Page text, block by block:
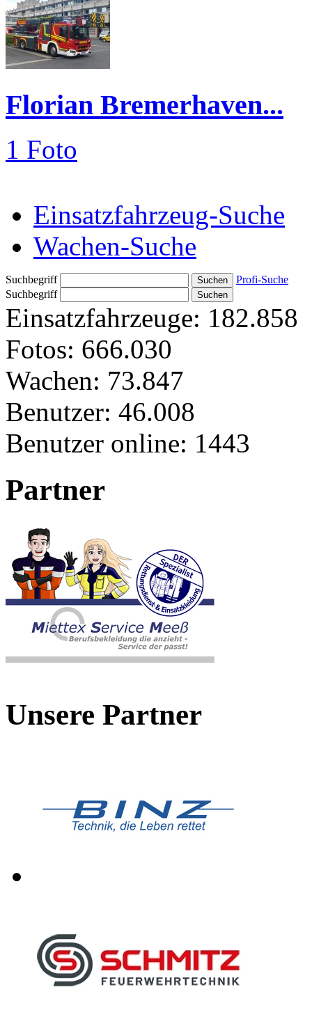
Florian Bremerhaven...
1 Foto
Einsatzfahrzeug-Suche
Wachen-Suche
Suchbegriff
Profi-Suche
Suchbegriff
Einsatzfahrzeuge: 182.858
Fotos: 666.030
Wachen: 73.847
Benutzer: 46.008
Benutzer online: 1443
Partner
Unsere Partner